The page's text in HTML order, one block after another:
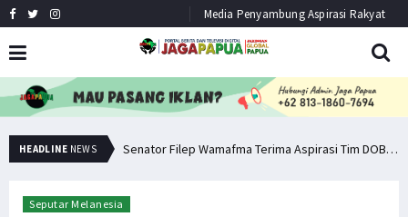
Media Penyambung Aspirasi Rakyat
HEADLINE NEWS Senator Filep Wamafma Terima Aspirasi Tim DOB Manokwari Barat
Seputar Melanesia